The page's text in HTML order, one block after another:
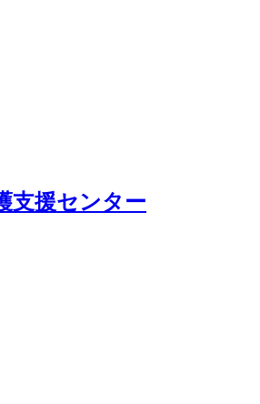
支援センター